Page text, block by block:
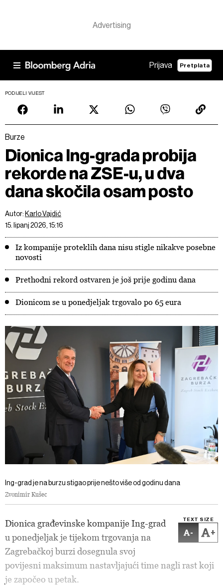
Prijava Pretplata
PODIJELI VIJEST
Burze
Dionica Ing-grada probija
rekorde na ZSE-u, u dva
dana skočila osam posto
Autor: Karlo Vajdić
15. lipanj 2026, 15:16
Iz kompanije proteklih dana nisu stigle nikakve posebne
novosti
Prethodni rekord ostvaren je još prije godinu dana
Dionicom se u ponedjeljak trgovalo po 65 eura
Ing-grad je na burzu stigao prije nešto više od godinu dana
Zvonimir Kušec
TEXT SIZE
- +
Dionica građevinske kompanije Ing-grad
u ponedjeljak je tijekom trgovanja na
Zagrebačkoj burzi dosegnula svoj
povijesni maksimum nastavljajući time nagli rast koji
je započeo u petak.